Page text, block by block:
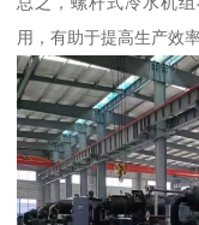
用，有助于提高生产效